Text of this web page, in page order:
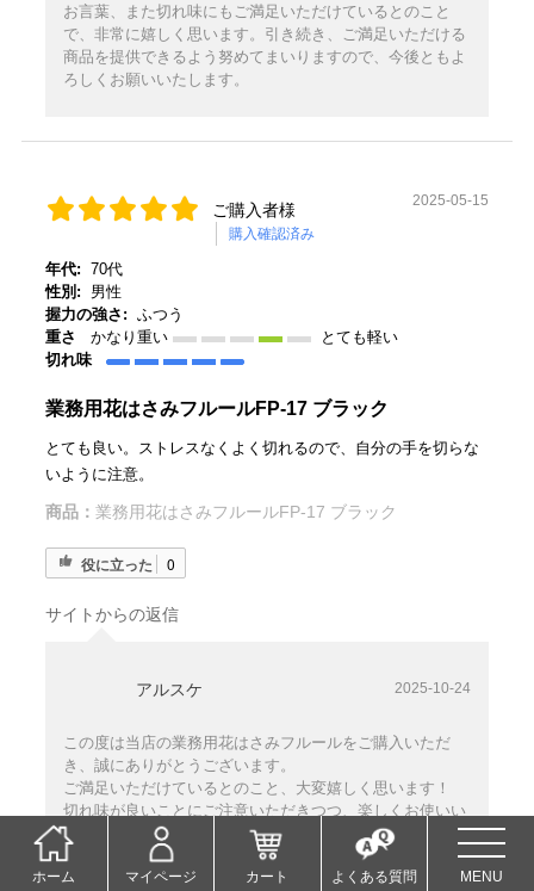
お言葉、また切れ味にもご満足いただけているとのこと
で、非常に嬉しく思います。引き続き、ご満足いただける
商品を提供できるよう努めてまいりますので、今後ともよ
ろしくお願いいたします。
ご購入者様
購入確認済み
2025-05-15
年代: 70代
性別:
男性
握力の強さ: ふつう
重さ
かなり重い
とても軽い
切れ味
業務用花はさみフルールFP-17 ブラック
とても良い。ストレスなくよく切れるので、自分の手を切らな
いように注意。
商品： 業務用花はさみフルールFP-17 ブラック
役に立った 0
サイトからの返信
アルスケ 2025-10-24
この度は当店の業務用花はさみフルールをご購入いただ
き、誠にありがとうございます。
ご満足いただけているとのこと、大変嬉しく思います！
切れ味が良いことにご注意いただきつつ、楽しくお使いい
ただければ幸いです。
今後ともどうぞよろしくお願い申し上げます。
ホーム マイページ カート よくある質問 MENU